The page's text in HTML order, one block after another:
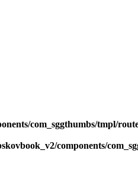
com_sggthumbs/tmpl/
components/